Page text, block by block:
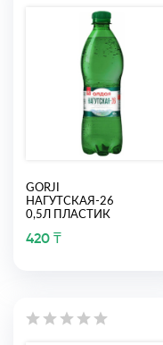
GORJI
НАГУТСКАЯ-26
0,5Л ПЛАСТИК
420 ₸